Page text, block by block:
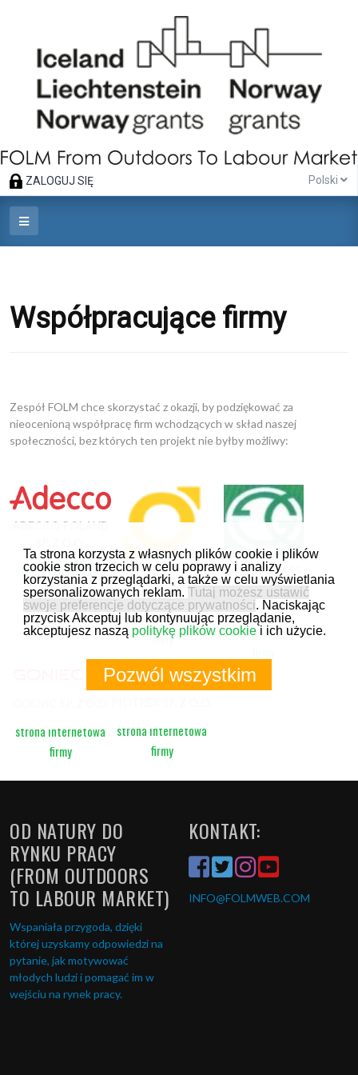
Ta strona korzysta z własnych plików cookie i plików
cookie stron trzecich w celu poprawy i analizy
korzystania z przeglądarki, a także w celu wyświetlania
spersonalizowanych reklam. Tutaj możesz ustawić
swoje preferencje dotyczące prywatności. Naciskając
przycisk Akceptuj lub kontynuując przeglądanie,
akceptujesz naszą politykę plików cookiei ich użycie.
Pozwól wszystkim
ZALOGUJ SIĘ Polski
Współpracujące firmy
Zespół FOLM chce skorzystać z okazji, by podziękować za
nieocenioną współpracę firm wchodzących w skład naszej
społeczności, bez których ten projekt nie byłby możliwy:
ADECCO POLAND
strona internetowa
firmy
CARGOPLAN SP. Z
O.O.
strona internetowa
firmy
GREEN GRASS
COMPANY SP. Z
O.O.
strona internetowa
strona internetowa
firmy
strona internetowa
firmy
OD NATURY DO
RYNKU PRACY
(FROM OUTDOORS
TO LABOUR MARKET)
Wspaniała przygoda, dzięki
której uzyskamy odpowiedzi na
pytanie, jak motywować
młodych ludzi i pomagać im w
wejściu na rynek pracy.
KONTAKT:
INFO@FOLMWEB.COM